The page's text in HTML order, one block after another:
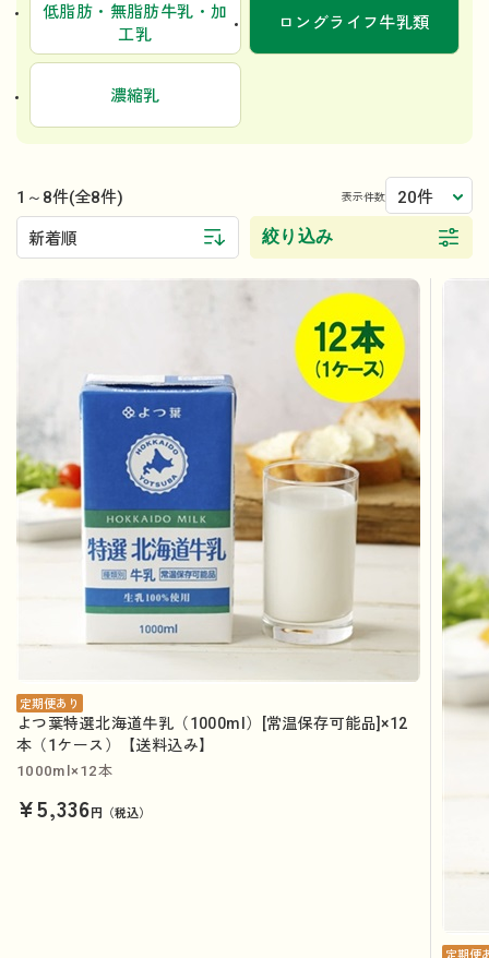
低脂肪・無脂肪牛乳・加
工乳
ロングライフ牛乳類
濃縮乳
1～8件(全8件) 表示件数 20件
新着順 絞り込み
定期便あり
よつ葉特選北海道牛乳（1000ml）[常温保存可能品]×12
本（1ケース）【送料込み】
1000ml×12本
¥5,336円（税込）
定期便